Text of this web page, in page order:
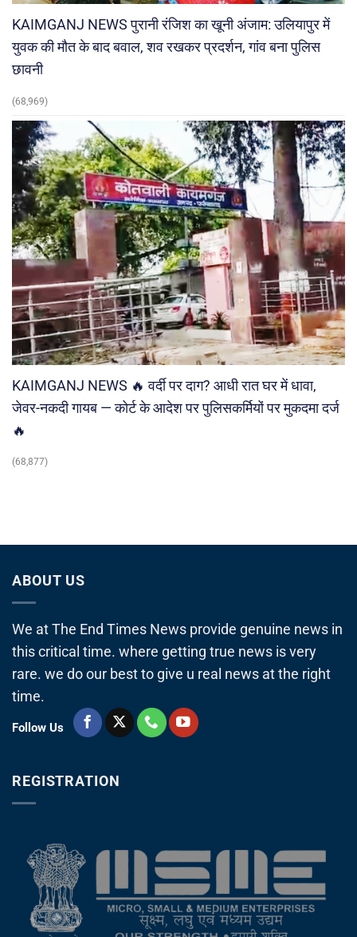
KAIMGANJ NEWS पुरानी रंजिश का खूनी अंजाम: उलियापुर में
युवक की मौत के बाद बवाल, शव रखकर प्रदर्शन, गांव बना पुलिस
छावनी
(68,969)
KAIMGANJ NEWS 🔥 वर्दी पर दाग? आधी रात घर में धावा,
जेवर-नकदी गायब — कोर्ट के आदेश पर पुलिसकर्मियों पर मुकदमा दर्ज
🔥
(68,877)
ABOUT US
We at The End Times News provide genuine news in
this critical time. where getting true news is very
rare. we do our best to give u real news at the right
time.
Follow Us
REGISTRATION